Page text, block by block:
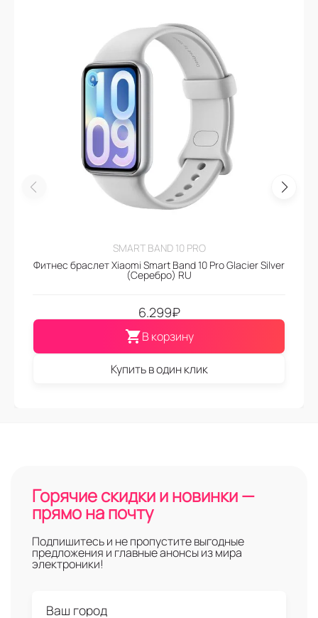
SMART BAND 10 PRO
Фитнес браслет Xiaomi Smart Band 10 Pro Glacier Silver
(Серебро) RU
6.299₽
В корзину
Купить в один клик
Горячие скидки и новинки —
прямо на почту
Подпишитесь и не пропустите выгодные
предложения и главные анонсы из мира
электроники!